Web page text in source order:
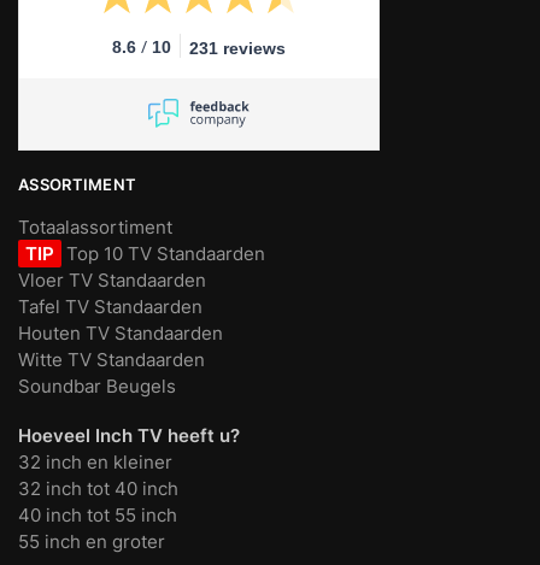
8.6 / 10 231 reviews
ASSORTIMENT
Totaalassortiment
TIP Top 10 TV Standaarden
Vloer TV Standaarden
Tafel TV Standaarden
Houten TV Standaarden
Witte TV Standaarden
Soundbar Beugels
Hoeveel Inch TV heeft u?
32 inch en kleiner
32 inch tot 40 inch
40 inch tot 55 inch
55 inch en groter